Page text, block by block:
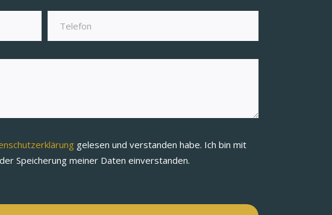
gelesen und verstanden habe. Ich bin mit
Speicherung meiner Daten einverstanden.